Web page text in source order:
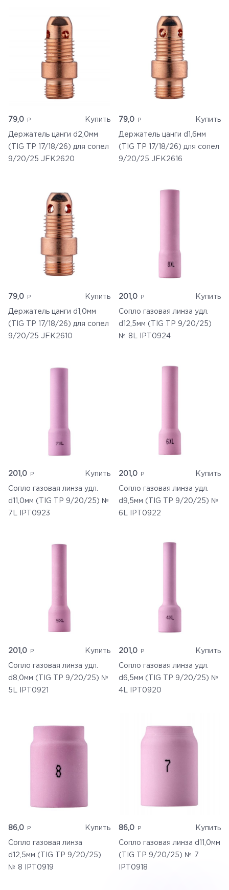
79,0 Купить
Держатель цанги d2,0мм
(TIG TP 17/18/26) для сопел
9/20/25 JFK2620
79,0 Купить
Держатель цанги d1,6мм
(TIG TP 17/18/26) для сопел
9/20/25 JFK2616
79,0 Купить
Держатель цанги d1,0мм
(TIG TP 17/18/26) для сопел
9/20/25 JFK2610
201,0 Купить
Сопло газовая линза удл.
d12,5мм (TIG TP 9/20/25)
№ 8L IPT0924
201,0 Купить
Сопло газовая линза удл.
d11,0мм (TIG TP 9/20/25) №
7L IPT0923
201,0 Купить
Сопло газовая линза удл.
d9,5мм (TIG TP 9/20/25) №
6L IPT0922
201,0 Купить
Сопло газовая линза удл.
d8,0мм (TIG TP 9/20/25) №
5L IPT0921
201,0 Купить
Сопло газовая линза удл.
d6,5мм (TIG TP 9/20/25) №
4L IPT0920
86,0 Купить
Сопло газовая линза
d12,5мм (TIG TP 9/20/25)
№ 8 IPT0919
86,0 Купить
Сопло газовая линза d11,0мм
(TIG TP 9/20/25) № 7
IPT0918
Доставка